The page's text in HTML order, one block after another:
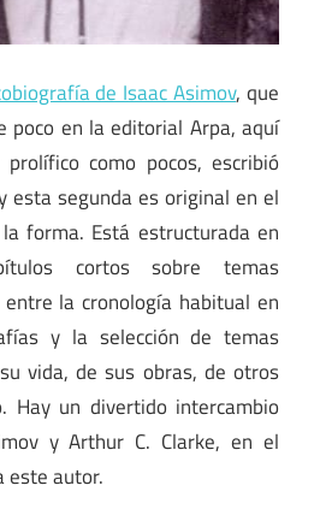
de Isaac Asimov, que
poco en la editorial Arpa, aquí
como pocos, escribió
esta segunda es original en el
forma. Está estructurada en
cortos sobre temas
la cronología habitual en
y la selección de temas
vida, de sus obras, de otros
Hay un divertido intercambio
y Arthur C. Clarke, en el
este autor.